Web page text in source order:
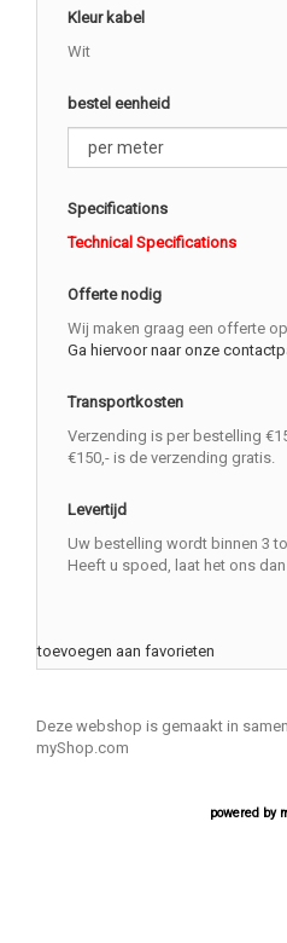
Kleur kabel
Wit
bestel eenheid
Specifications
Technical Specifications
Offerte nodig
Wij maken graag een offerte
Ga hiervoor naar onze
Transportkosten
Verzending is per bestelling
€150,- is de verzending gratis.
Levertijd
Uw bestelling wordt binnen 3
Heeft u spoed, laat het ons
toevoegen aan favorieten
Deze webshop is gemaakt in
myShop.com
powered by